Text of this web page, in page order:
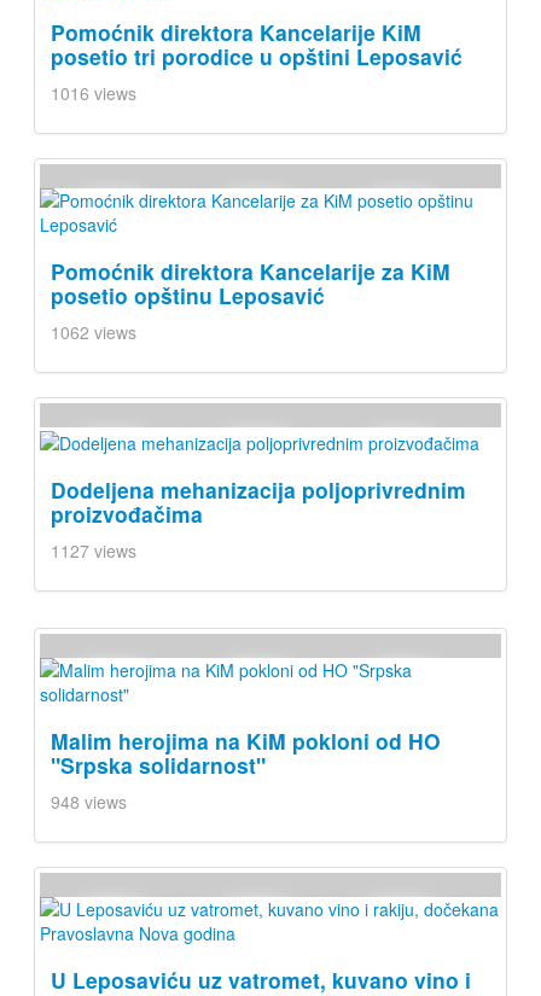
Pomoćnik direktora Kancelarije KiM
posetio tri porodice u opštini Leposavić
1016 views
Pomoćnik direktora Kancelarije za KiM
posetio opštinu Leposavić
1062 views
Dodeljena mehanizacija poljoprivrednim
proizvođačima
1127 views
Malim herojima na KiM pokloni od HO
"Srpska solidarnost"
948 views
U Leposaviću uz vatromet, kuvano vino i